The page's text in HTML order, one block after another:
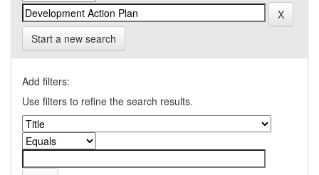
Start a new search
Add filters:
Use filters to refine the search results.